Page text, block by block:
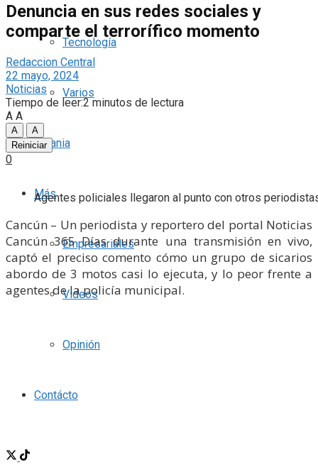
Tecnología
Varios
Ucrania
Más
Empresariales
Videos
Opinión
Contácto
Denuncia en sus redes sociales y
comparte el terrorífico momento
Redaccion Central
22 mayo, 2024
Noticias
Tiempo de leer:2 minutos de lectura
A A
A
A
Reiniciar
0
Agentes policiales llegaron al punto con otros
Cancún – Un periodista y reportero del portal Noticias
Cancún 365 Días durante una transmisión en vivo,
captó el preciso comento cómo un grupo de sicarios
abordo de 3 motos casi lo ejecuta, y lo peor frente a
agentes de la policía municipal.